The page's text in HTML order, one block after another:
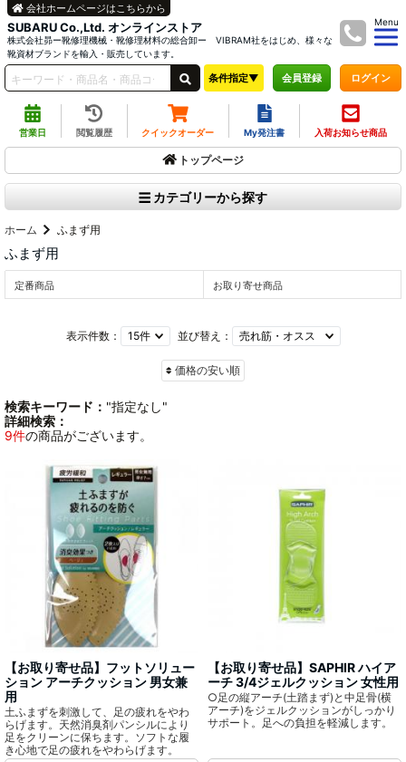
SUBARU Co.,Ltd. オンラインストア
株式会社昴ー靴修理機械・靴修理材料の総合卸ー VIBRAM社をはじめ、様々な
靴資材ブランドを輸入・販売しています。
Menu
会社ホームページはこちらから
条件指定▼ 会員登録 ログイン
営業日 閲覧履歴 クイックオーダー My発注書 入荷お知らせ商品
トップページ
カテゴリーから探す
ホーム ふまず用
ふまず用
定番商品 お取り寄せ商品
表示件数： 並び替え：
価格の安い順
検索キーワード： "指定なし"
詳細検索：
9件の商品がございます。
【お取り寄せ品】フットソリュー
ション アーチクッション 男女兼
用
土ふまずを刺激して、足の疲れをやわ
らげます。天然消臭剤パンシルにより
足をクリーンに保ちます。ソフトな履
き心地で足の疲れをやわらげます。
【お取り寄せ品】SAPHIR ハイア
ーチ 3/4ジェルクッション 女性用
○足の縦アーチ(土踏まず)と中足骨(横
アーチ)をジェルクッションがしっかり
サポート。足への負担を軽減します。